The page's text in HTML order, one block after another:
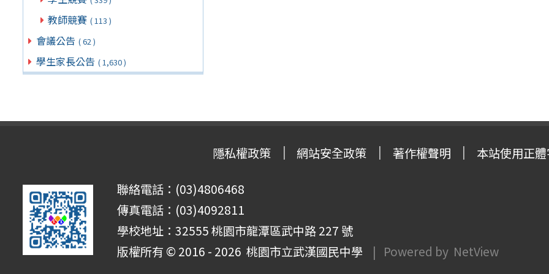
教師競賽 ( 113 )
會議公告 ( 62 )
學生家長公告 ( 1,630 )
隱私權政策 網站安全政策 著作權聲明 本站使用正
聯絡電話：(03)4806468
傳真電話：(03)4092811
學校地址：32555 桃園市龍潭區武中路 227 號
版權所有 © 2016 - 2026 桃園市立武漢國民中學 | Powered by NetView